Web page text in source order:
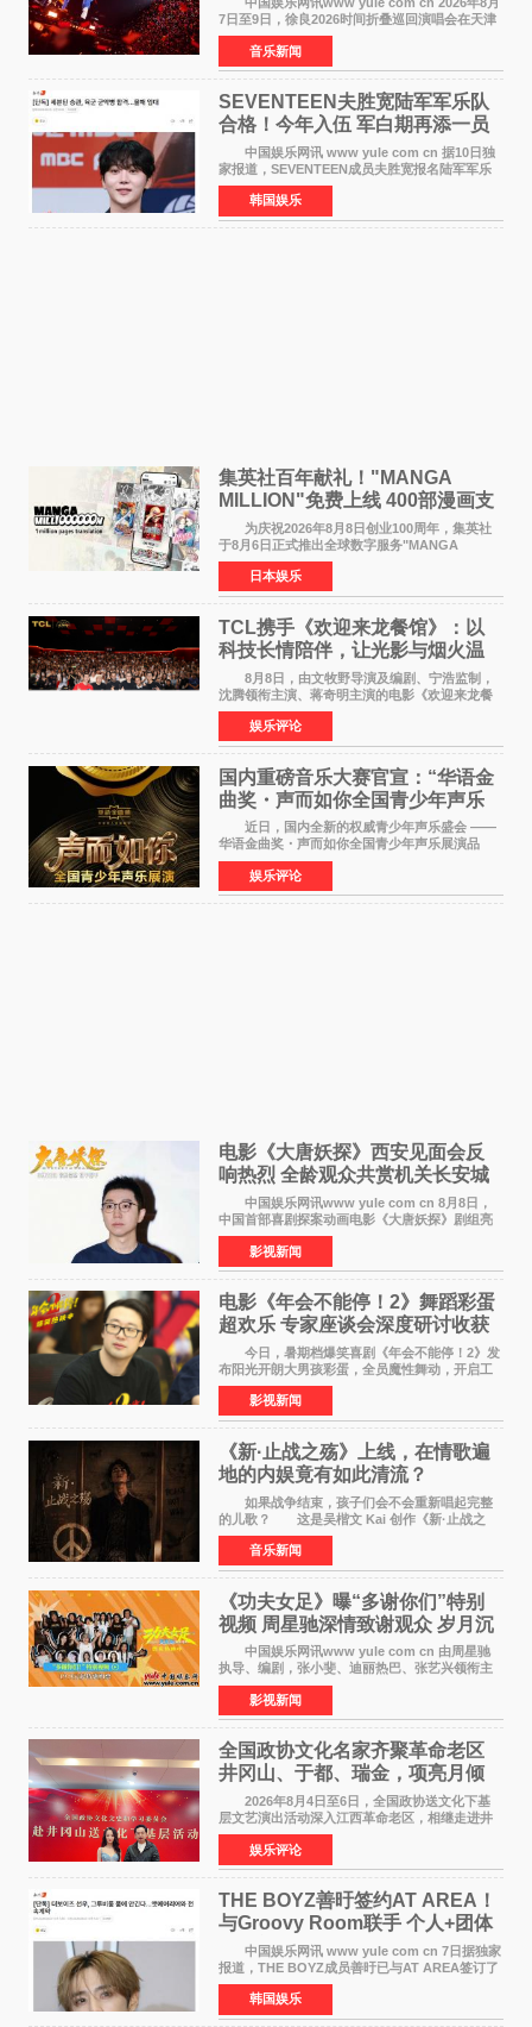
7日至9日，徐良2026时间折叠巡回演唱会在天津
连续举办三场演出。整场演出凭借扎实的音乐内
容、有温度的舞台叙事与充满巧思的现场设计，
为天津本地及专
音乐新闻
SEVENTEEN夫胜宽陆军军乐队
合格！今年入伍 军白期再添一员
中国娱乐网讯 www yule com cn 据10日独
家报道，SEVENTEEN成员夫胜宽报名陆军军乐
队并合格，预计将于今年入伍，成为组合中又一
位履行国防义务的成员。 目前SEVENTEEN
正全面进入军白期—
韩国娱乐
集英社百年献礼！"MANGA
MILLION"免费上线 400部漫画支
援逾百种语言
为庆祝2026年8月8日创业100周年，集英社
于8月6日正式推出全球数字服务"MANGA
MILLION"，无需注册即可免费阅读近400部漫画
作品，总量达100万页，翻译成100多种语言面向
全球读者开放。该服务预
日本娱乐
TCL携手《欢迎来龙餐馆》：以
科技长情陪伴，让光影与烟火温
暖生活
8月8日，由文牧野导演及编剧、宁浩监制，
沈腾领衔主演、蒋奇明主演的电影《欢迎来龙餐
馆》在上海超前点映，主创团队携影片亮相与观
众提前见面。TCL作为本片独家合作伙伴，在路
演现场设置品牌互
娱乐评论
国内重磅音乐大赛官宣：“华语金
曲奖・声而如你全国青少年声乐
展演” 正式启幕，阿沁出任明星总
评审
近日，国内全新的权威青少年声乐盛会 ——
华语金曲奖・声而如你全国青少年声乐展演品
牌，在湖南长沙隆重举行官宣，国内又一高规格
青少年声乐赛事全面启航。 本赛事由寰宇声
扬联合华语金曲
娱乐评论
电影《大唐妖探》西安见面会反
响热烈 全龄观众共赏机关长安城
中国娱乐网讯www yule com cn 8月8日，
中国首部喜剧探案动画电影《大唐妖探》剧组亮
相西安，举办线下见面会活动。导演程腾、联合
导演黄珉、总制片人曹紫建、制片人李莹莹、领
衔声音出演雷淞然
影视新闻
电影《年会不能停！2》舞蹈彩蛋
超欢乐 专家座谈会深度研讨收获
满满
今日，暑期档爆笑喜剧《年会不能停！2》发
布阳光开朗大男孩彩蛋，全员魔性舞动，开启工
位狂欢模式。影片于昨日同步举办专家座谈会，
导演董润年、总制片人应萝佳出席现场，与一众
业内、学界专家
影视新闻
《新·止战之殇》上线，在情歌遍
地的内娱竟有如此清流？
如果战争结束，孩子们会不会重新唱起完整
的儿歌？ 这是吴楷文 Kai 创作《新·止战之
殇》时最初的想法。 从伊朗相关冲突引发的
地区局势，到世界各地仍在发生的动荡与不安，
战争从来不只
音乐新闻
《功夫女足》曝“多谢你们”特别
视频 周星驰深情致谢观众 岁月沉
淀不灭初心
中国娱乐网讯www yule com cn 由周星驰
执导、编剧，张小斐、迪丽热巴、张艺兴领衔主
演，刘嘉玲、佐藤健特别出演，艾米、雪野、蔡
思贝、胡予安、倪好特别介绍的喜剧电影《功夫
女足》释出多谢你
影视新闻
全国政协文化名家齐聚革命老区
井冈山、于都、瑞金，项亮月倾
情献唱《桃花谣》致敬红色沃土
2026年8月4日至6日，全国政协送文化下基
层文艺演出活动深入江西革命老区，相继走进井
冈山、于都长征出发地、瑞金三地。由全国政协
文化文史和学习委员会副主任、甘肃省政协原主
席欧阳坚率团，一
娱乐评论
THE BOYZ善旴签约AT AREA！
与Groovy Room联手 个人+团体
活动并行
中国娱乐网讯 www yule com cn 7日据独家
报道，THE BOYZ成员善旴已与AT AREA签订了
专属合约。AT AREA是由知名制作人组合
Groovy Room创立的hip-hop厂牌，旗下拥有多
位实力派音乐人，在韩
韩国娱乐